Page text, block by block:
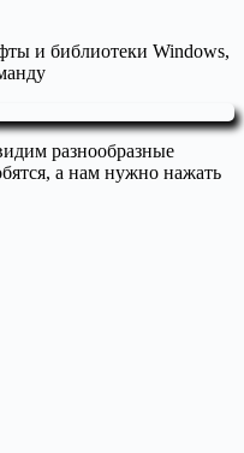
и библиотеки Windows,
разнообразные
а нам нужно нажать